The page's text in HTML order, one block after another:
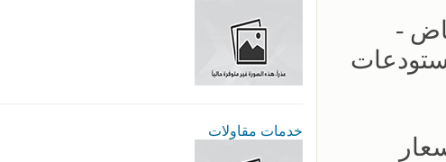
بالرياض -
السيارات - 0500559613 - اسعار
خدمات مقاولات